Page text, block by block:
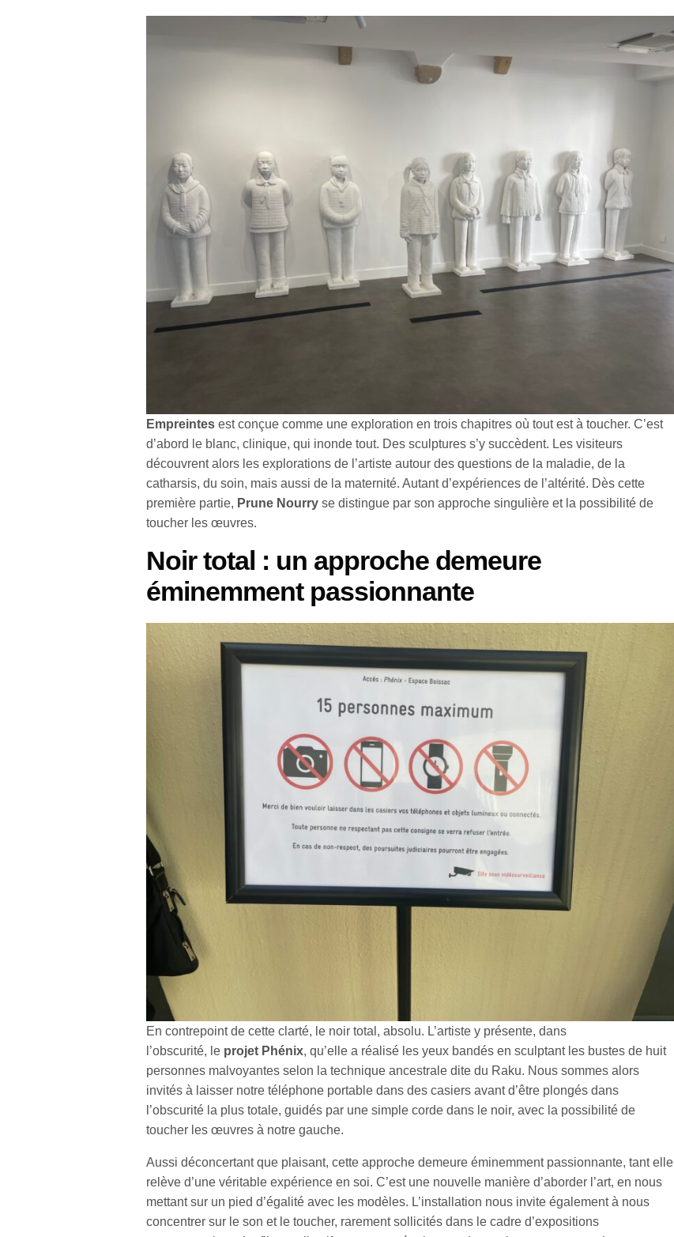
Empreintesest conçue comme une exploration en trois chapitres où tout est à toucher. C’est
d’abord le blanc, clinique, qui inonde tout. Des sculptures s’y succèdent. Les visiteurs
découvrent alors les explorations de l’artiste autour des questions de la maladie, de la
catharsis, du soin, mais aussi de la maternité. Autant d’expériences de l’altérité. Dès cette
première partie, Prune Nourry se distingue par son approche singulière et la possibilité de
toucher les œuvres.
Noir total : un approche demeure
éminemment passionnante
En contrepoint de cette clarté, le noir total, absolu. L’artiste y présente, dans
l’obscurité, le projet Phénix, qu’elle a réalisé les yeux bandés en sculptant les bustes de huit
personnes malvoyantes selon la technique ancestrale dite du Raku. Nous sommes alors
invités à laisser notre téléphone portable dans des casiers avant d’être plongés dans
l’obscurité la plus totale, guidés par une simple corde dans le noir, avec la possibilité de
toucher les œuvres à notre gauche.
Aussi déconcertant que plaisant, cette approche demeure éminemment passionnante, tant elle
relève d’une véritable expérience en soi. C’est une nouvelle manière d’aborder l’art, en nous
mettant sur un pied d’égalité avec les modèles. L’installation nous invite également à nous
concentrer sur le son et le toucher, rarement sollicités dans le cadre d’expositions